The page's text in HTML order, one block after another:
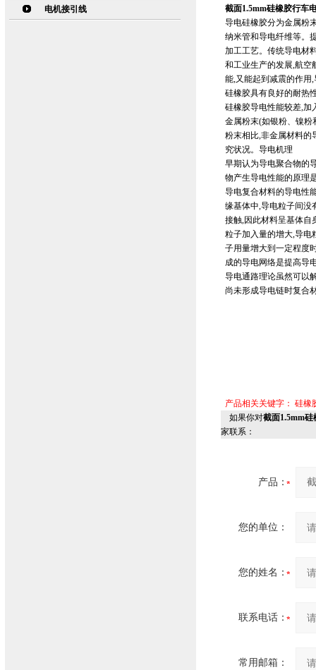
电机接引线
截面1.5mm硅橡胶行车
导电硅橡胶分为金属粉
纳米管和导电纤维等。
加工工艺。传统导电材
和工业生产的发展,航空
能,又能起到减震的作用
硅橡胶具有良好的耐热
硅橡胶导电性能较差,加
金属粉末(如银粉、镍粉
粉末相比,非金属材料的
究状况。导电机理
早期认为导电聚合物的
物产生导电性能的原理
导电复合材料的导电性
缘基体中,导电粒子间没
接触,因此材料呈基体自
粒子加入量的增大,导电
子用量增大到一定程度
成的导电网络是提高导
导电通路理论虽然可以
尚未形成导电链时复合
产品相关关键字： 硅橡
如果你对截面1.5mm硅
家联系：
产品：
您的单位：
您的姓名：
联系电话：
常用邮箱：